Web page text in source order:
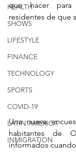
HEALTH
SHOWS
LIFESTYLE
FINANCE
TECHNOLOGY
SPORTS
COVID-19
LATIN AMERICA
INMIGRATION
que hacer
residentes de que
Una nueva
habitantes de
informados